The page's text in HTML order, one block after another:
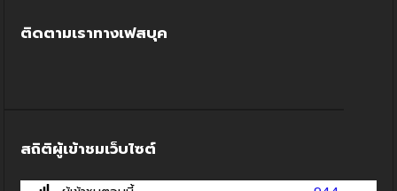
ติดตามเราทางเฟสบุค
สถิติผู้เข้าชมเว็บไซต์